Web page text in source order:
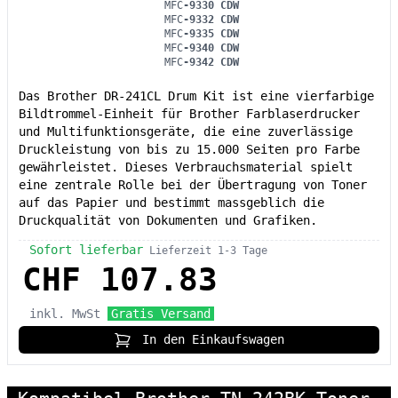
MFC-9330 CDW
MFC-9332 CDW
MFC-9335 CDW
MFC-9340 CDW
MFC-9342 CDW
Das Brother DR-241CL Drum Kit ist eine vierfarbige
Bildtrommel-Einheit für Brother Farblaserdrucker
und Multifunktionsgeräte, die eine zuverlässige
Druckleistung von bis zu 15.000 Seiten pro Farbe
gewährleistet. Dieses Verbrauchsmaterial spielt
eine zentrale Rolle bei der Übertragung von Toner
auf das Papier und bestimmt massgeblich die
Druckqualität von Dokumenten und Grafiken.
Sofort lieferbar Lieferzeit 1-3 Tage
CHF 107.83
inkl. MwSt
Gratis Versand
In den Einkaufswagen